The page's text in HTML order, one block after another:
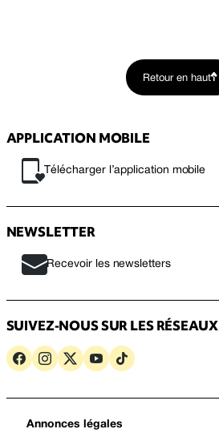
Retour en haut
APPLICATION MOBILE
Télécharger l’application mobile
NEWSLETTER
Recevoir les newsletters
SUIVEZ-NOUS SUR LES RÉSEAUX
Annonces légales